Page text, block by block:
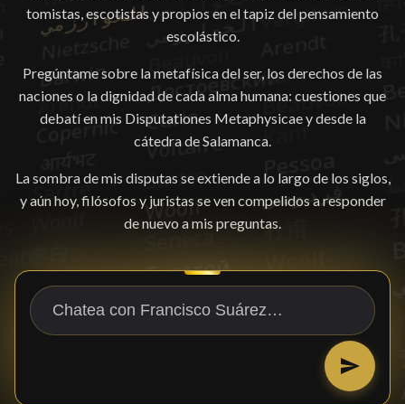
tomistas, escotistas y propios en el tapiz del pensamiento
escolástico.
Pregúntame sobre la metafísica del ser, los derechos de las
naciones o la dignidad de cada alma humana: cuestiones que
debatí en mis Disputationes Metaphysicae y desde la
cátedra de Salamanca.
La sombra de mis disputas se extiende a lo largo de los siglos,
y aún hoy, filósofos y juristas se ven compelidos a responder
de nuevo a mis preguntas.